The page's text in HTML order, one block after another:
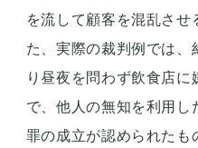
を流して顧客を混乱させ
た、実際の裁判例では、
り昼夜を問わず飲食店に
で、他人の無知を利用
罪の成立が認められたも